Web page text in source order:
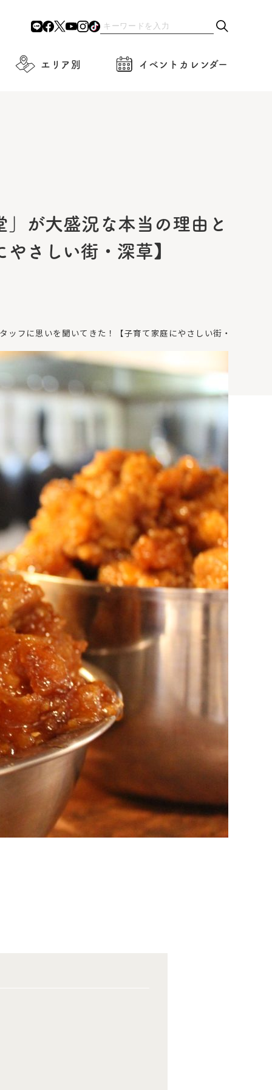
エリア別 イベントカレンダー
が大盛況な本当の理由と
さしい街・深草】
フに思いを聞いてきた！【子育て家庭にやさしい街・深草】